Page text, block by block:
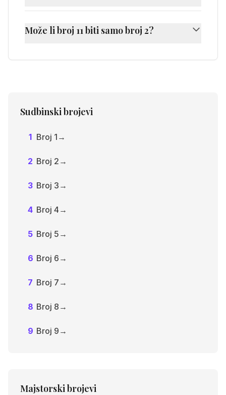
utemljiti svoju visoku vibraciju.
Majstorski broj 11 vibrira na višoj frekvenciji
od običnih brojeva. Ova pojačana osjetljivost
Može li broj 11 biti samo broj 2?
odabrati živjeti na razini broja 2 (1+1=2). To je
Sudbinski brojevi
1 Broj 1 →
2 Broj 2 →
3 Broj 3 →
4 Broj 4 →
5 Broj 5 →
6 Broj 6 →
7 Broj 7 →
8 Broj 8 →
9 Broj 9 →
Majstorski brojevi